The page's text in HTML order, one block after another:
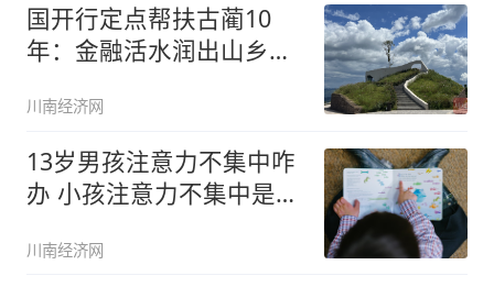
国开行定点帮扶古蔺10
年：金融活水润出山乡新
川南经济网
13岁男孩注意力不集中咋
办 小孩注意力不集中是多
川南经济网